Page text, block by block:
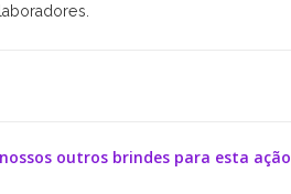
outros brindes para esta ação